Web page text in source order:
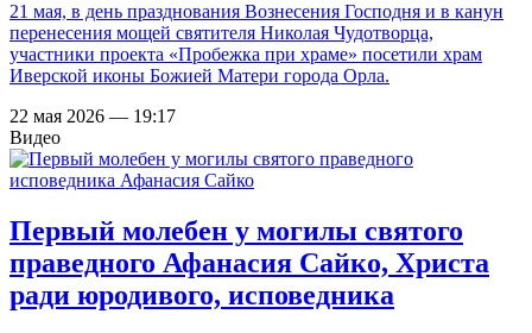
21 мая, в день празднования Вознесения Господня и в канун
перенесения мощей святителя Николая Чудотворца,
участники проекта «Пробежка при храме» посетили храм
Иверской иконы Божией Матери города Орла.
22 мая 2026 — 19:17
Видео
Первый молебен у могилы святого
праведного Афанасия Сайко, Христа
ради юродивого, исповедника